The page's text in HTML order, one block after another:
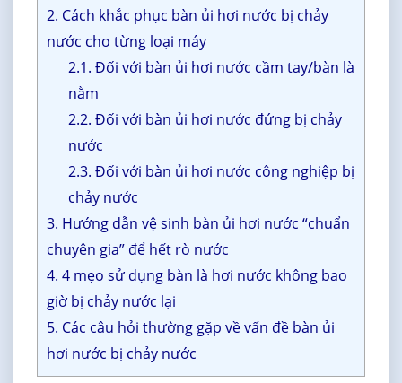
2. Cách khắc phục bàn ủi hơi nước bị chảy
nước cho từng loại máy
2.1. Đối với bàn ủi hơi nước cầm tay/bàn là
nằm
2.2. Đối với bàn ủi hơi nước đứng bị chảy
nước
2.3. Đối với bàn ủi hơi nước công nghiệp bị
chảy nước
3. Hướng dẫn vệ sinh bàn ủi hơi nước “chuẩn
chuyên gia” để hết rò nước
4. 4 mẹo sử dụng bàn là hơi nước không bao
giờ bị chảy nước lại
5. Các câu hỏi thường gặp về vấn đề bàn ủi
hơi nước bị chảy nước